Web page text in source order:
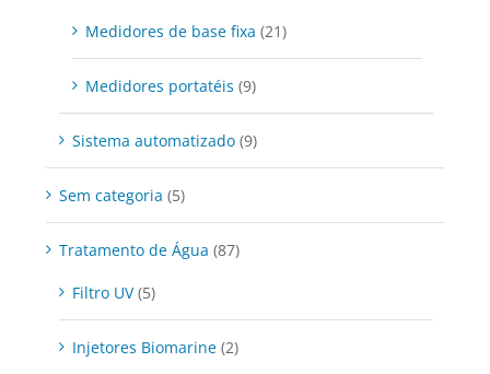
Medidores de base fixa (21)
Medidores portatéis (9)
Sistema automatizado (9)
Sem categoria (5)
Tratamento de Água (87)
Filtro UV (5)
Injetores Biomarine (2)